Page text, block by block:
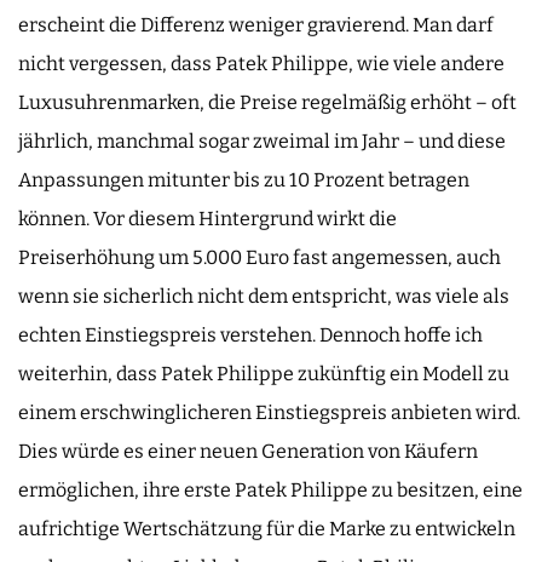
erscheint die Differenz weniger gravierend. Man darf
nicht vergessen, dass Patek Philippe, wie viele andere
Luxusuhrenmarken, die Preise regelmäßig erhöht – oft
jährlich, manchmal sogar zweimal im Jahr – und diese
Anpassungen mitunter bis zu 10 Prozent betragen
können. Vor diesem Hintergrund wirkt die
Preiserhöhung um 5.000 Euro fast angemessen, auch
wenn sie sicherlich nicht dem entspricht, was viele als
echten Einstiegspreis verstehen. Dennoch hoffe ich
weiterhin, dass Patek Philippe zukünftig ein Modell zu
einem erschwinglicheren Einstiegspreis anbieten wird.
Dies würde es einer neuen Generation von Käufern
ermöglichen, ihre erste Patek Philippe zu besitzen, eine
aufrichtige Wertschätzung für die Marke zu entwickeln